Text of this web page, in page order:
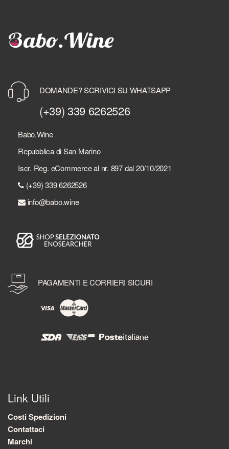
DOMANDE? SCRIVICI SU WHATSAPP
(+39) 339 6262526
Babo.Wine
Repubblica di San Marino
Iscr. Reg. eCommerce al nr. 897 dal 20/10/2021
(+39) 339 6262526
info@babo.wine
PAGAMENTI E CORRIERI SICURI
Link Utili
Costi Spedizioni
Contattaci
Marchi